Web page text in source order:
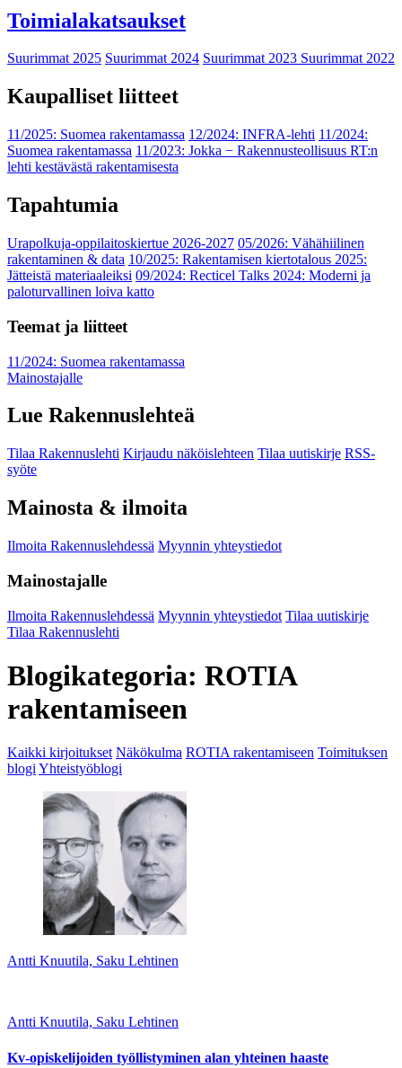
Toimialakatsaukset
Suurimmat 2025 Suurimmat 2024 Suurimmat 2023 Suurimmat 2022
Kaupalliset liitteet
11/2025: Suomea rakentamassa 12/2024: INFRA-lehti 11/2024:
Suomea rakentamassa 11/2023: Jokka − Rakennusteollisuus RT:n
lehti kestävästä rakentamisesta
Tapahtumia
Urapolkuja-oppilaitoskiertue 2026-2027 05/2026: Vähähiilinen
rakentaminen & data 10/2025: Rakentamisen kiertotalous 2025:
Jätteistä materiaaleiksi 09/2024: Recticel Talks 2024: Moderni ja
paloturvallinen loiva katto
Teemat ja liitteet
11/2024: Suomea rakentamassa
Mainostajalle
Lue Rakennuslehteä
Tilaa Rakennuslehti Kirjaudu näköislehteen Tilaa uutiskirje RSS-
syöte
Mainosta & ilmoita
Ilmoita Rakennuslehdessä Myynnin yhteystiedot
Mainostajalle
Ilmoita Rakennuslehdessä Myynnin yhteystiedot Tilaa uutiskirje
Tilaa Rakennuslehti
Blogikategoria: ROTIA
rakentamiseen
Kaikki kirjoitukset Näkökulma ROTIA rakentamiseen Toimituksen
blogiYhteistyöblogi
Antti Knuutila, Saku Lehtinen
Antti Knuutila, Saku Lehtinen
Kv-opiskelijoiden työllistyminen alan yhteinen haaste